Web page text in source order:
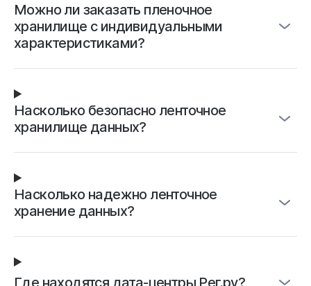
Можно ли заказать пленочное
хранилище с индивидуальными
характеристиками?
Насколько безопасно ленточное
хранилище данных?
Насколько надежно ленточное
хранение данных?
Где находятся дата-центры Рег.ру?